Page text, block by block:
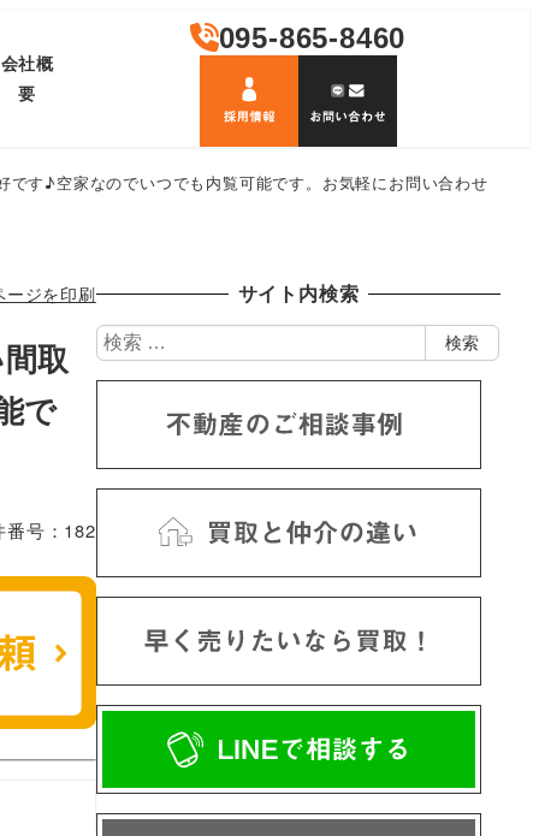
会社概
要
095-865-8460
す♪空家なのでいつでも内覧可能です。お気軽にお問い合わせ
ージを印刷
取
で
番号：182
サイト内検索
検
索
検索